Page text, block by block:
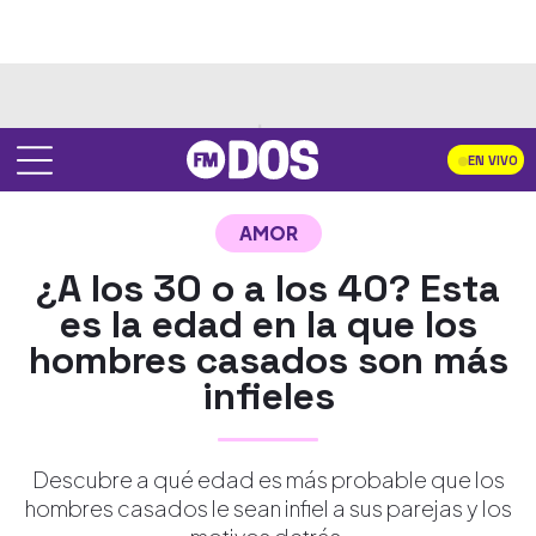
EN VIVO
AMOR
¿A los 30 o a los 40? Esta
es la edad en la que los
hombres casados son más
infieles
Descubre a qué edad es más probable que los
hombres casados le sean infiel a sus parejas y los